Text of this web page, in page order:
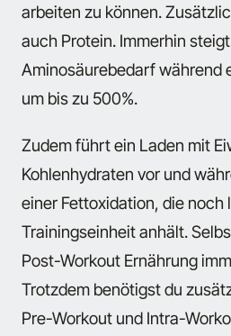
arbeiten zu können.
auch Protein. Immerhin
Aminosäurebedarf während
um bis zu 500%.
Zudem führt ein Laden mit
Kohlenhydraten vor und
einer Fettoxidation, die noch
Trainingseinheit anhält.
Post-Workout Ernährung
Trotzdem benötigst du
Pre-Workout und Intra-